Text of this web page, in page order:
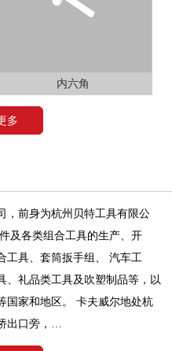
内六角
多
，前身为杭州贝特工具有限公
及各类组合工具的生产、开
工具、套筒扳手组、 汽车工
、礼品类工具及吹塑制品等，以
国家和地区。 卡夫威尔地处杭
出口旁，…